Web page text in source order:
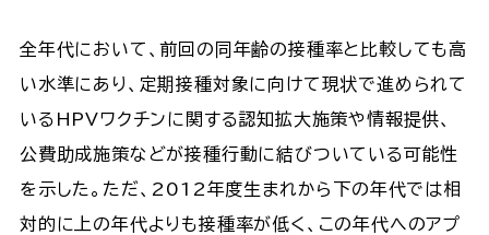
全年代において、前回の同年齢の接種率と比較しても高
い水準にあり、定期接種対象に向けて現状で進められて
いるHPVワクチンに関する認知拡大施策や情報提供、
公費助成施策などが接種行動に結びついている可能性
を示した。ただ、2012年度生まれから下の年代では相
対的に上の年代よりも接種率が低く、この年代へのアプ